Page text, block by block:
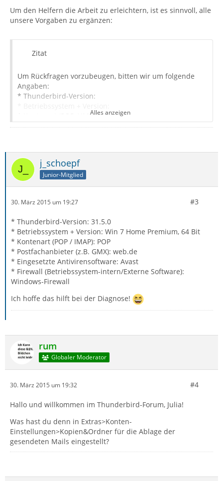
Um den Helfern die Arbeit zu erleichtern, ist es sinnvoll, alle
unsere Vorgaben zu ergänzen:
Zitat
Um Rückfragen vorzubeugen, bitten wir um folgende
Angaben:
* Thunderbird-Version:
* Kontenart (POP / IMAP):
* Postfachanbieter (z.B. GMX):
Alles anzeigen
j_schoepf
Junior-Mitglied
30. März 2015 um 19:27 #3
* Thunderbird-Version: 31.5.0
* Betriebssystem + Version: Win 7 Home Premium, 64 Bit
* Kontenart (POP / IMAP): POP
* Postfachanbieter (z.B. GMX): web.de
* Eingesetzte Antivirensoftware: Avast
* Firewall (Betriebssystem-intern/Externe Software):
Windows-Firewall
Ich hoffe das hilft bei der Diagnose!
rum
Globaler Moderator
30. März 2015 um 19:32 #4
Hallo und willkommen im Thunderbird-Forum, Julia!
Was hast du denn in Extras>Konten-
Einstellungen>Kopien&Ordner für die Ablage der
gesendeten Mails eingestellt?